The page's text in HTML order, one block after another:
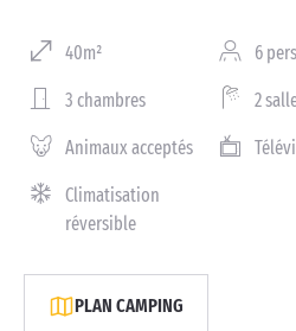
40m² 6
3 chambres 2
Animaux acceptés
Climatisation
réversible
PLAN CAMPING